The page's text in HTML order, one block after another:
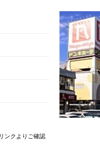
ンクよりご確認